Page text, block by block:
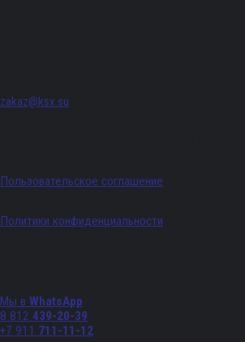
zakaz@ksx.su
Пользовательское соглашение
Политики конфиденциальности
Мы в WhatsApp
8 812 439-20-39
+7 911 711-11-12